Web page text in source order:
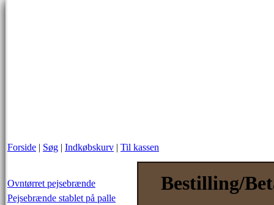
Forside | Søg | Indkøbskurv | Til kassen
Ovntørret pejsebrænde
Pejsebrænde stablet på palle
Bestilling/